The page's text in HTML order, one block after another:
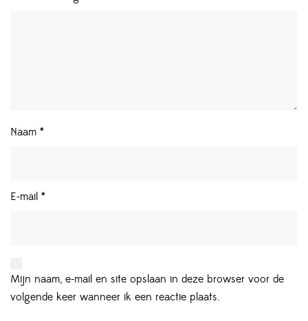
Naam *
E-mail *
Mijn naam, e-mail en site opslaan in deze browser voor de
volgende keer wanneer ik een reactie plaats.